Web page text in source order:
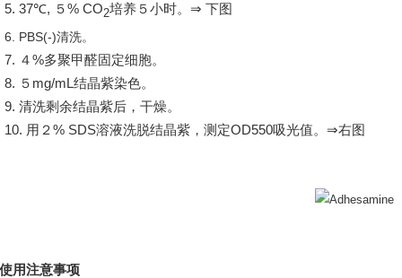
5. 37℃, ５% CO2培养５小时。 ⇒ 下图
6. PBS(-)清洗。
7. ４%多聚甲醛固定细胞。
8. ５mg/mL结晶紫染色。
9. 清洗剩余结晶紫后，干燥。
10. 用 ２% SDS溶液洗脱结晶紫，测定OD550吸光值。 ⇒右图
用注意事项